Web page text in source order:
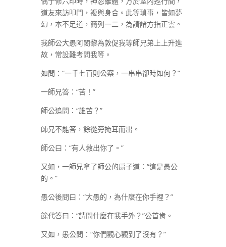
道友來訪叩門，複與身合。此等瑣事，皆如夢
幻，本不足道，簡列一二，為請諸方指正雲。
我師公大愚阿闍黎為敦促我等師兄弟上上升進
故，常設難考問我等。
如問：“一千七百則公案，一串串卻時如何？”
一師兄答：“苦！”
師公追問：“誰苦？”
師兄不能答，餘從旁掩耳而出。
師公曰：“有人救出你了。”
又如，一師兄拿了師公的扇子道：“這是愚公
的。”
愚公後問曰：“大愚的，為什麼在你手裡？”
餘代答曰：“請問什麼在我手外？”公首肯。
又如，愚公問：“你們觀心觀到了沒有？”